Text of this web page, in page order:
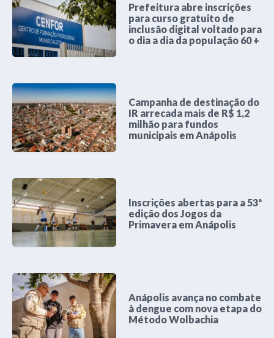
Prefeitura abre inscrições
para curso gratuito de
inclusão digital voltado para
o dia a dia da população 60 +
Campanha de destinação do
IR arrecada mais de R$ 1,2
milhão para fundos
municipais em Anápolis
Inscrições abertas para a 53ª
edição dos Jogos da
Primavera em Anápolis
Anápolis avança no combate
à dengue com nova etapa do
Método Wolbachia